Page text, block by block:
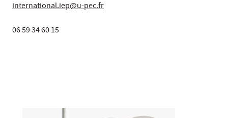
international.iep@u-pec.fr
06 59 34 60 15